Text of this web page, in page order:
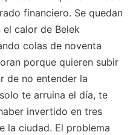
financiero. Se quedan
calor de Belek
colas de noventa
porque quieren subir
de no entender la
te arruina el día, te
invertido en tres
la ciudad. El problema